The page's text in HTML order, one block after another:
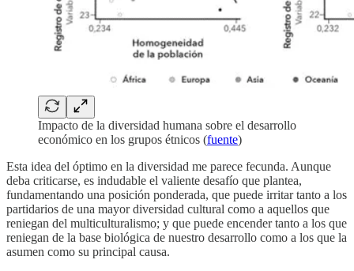
Impacto de la diversidad humana sobre el desarrollo
económico en los grupos étnicos (fuente)
Esta idea del óptimo en la diversidad me parece fecunda. Aunque
deba criticarse, es indudable el valiente desafío que plantea,
fundamentando una posición ponderada, que puede irritar tanto a los
partidarios de una mayor diversidad cultural como a aquellos que
reniegan del multiculturalismo; y que puede encender tanto a los que
reniegan de la base biológica de nuestro desarrollo como a los que la
asumen como su principal causa.